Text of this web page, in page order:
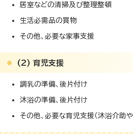
居室などの清掃及び整理整頓
生活必需品の買物
その他、必要な家事支援
(2) 育児支援
調乳の準備、後片付け
沐浴の準備、後片付け
その他、必要な育児支援（沐浴介助や